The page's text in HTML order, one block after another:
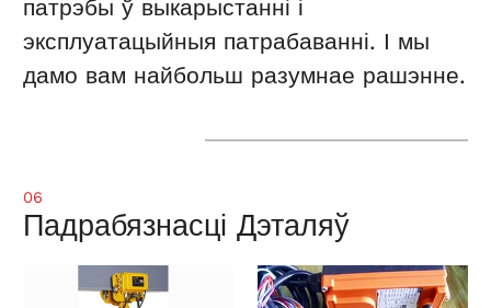
патрэбы ў выкарыстанні і
эксплуатацыйныя патрабаванні. І мы
дамо вам найбольш разумнае рашэнне.
06
Падрабязнасці Дэталяў